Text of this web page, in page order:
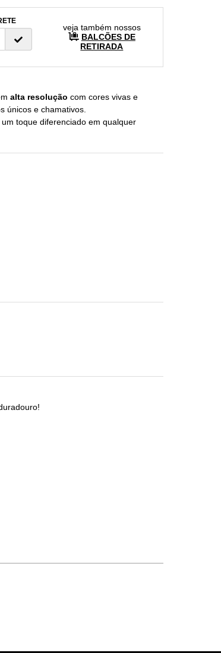
veja também nossos
BALCÕES DE
RETIRADA
alta resolução com cores vivas e
únicos e chamativos.
toque diferenciado em qualquer